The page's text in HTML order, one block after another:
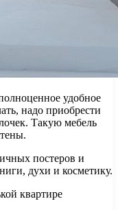
удобное
надо приобрести
Такую мебель
постеров и
духи и косметику.